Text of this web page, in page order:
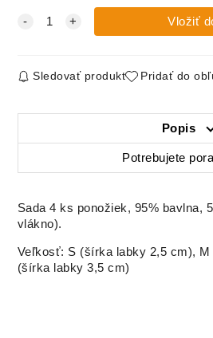
Sledovať produkt Pridať do
Popis
Potrebujete
Sada 4 ks ponožiek, 95% bavlna,
vlákno).
Veľkosť: S (šírka labky 2,5 cm),
(šírka labky 3,5 cm)